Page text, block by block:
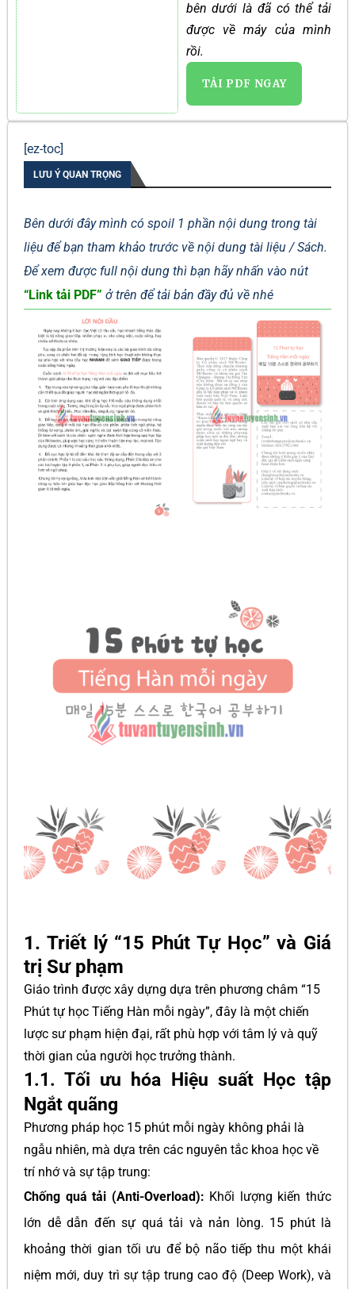
bên dưới là đã có thể tải
được về máy của mình
rồi.
TẢI PDF NGAY
[ez-toc]
LƯU Ý QUAN TRỌNG
Bên dưới đây mình có spoil 1 phần nội dung trong tài
liệu để bạn tham khảo trước về nội dung tài liệu / Sách.
Để xem được full nội dung thì bạn hãy nhấn vào nút
“Link tải PDF” ở trên để tải bản đầy đủ về nhé
1. Triết lý “15 Phút Tự Học” và Giá
trị Sư phạm
Giáo trình được xây dựng dựa trên phương châm “15
Phút tự học Tiếng Hàn mỗi ngày”, đây là một chiến
lược sư phạm hiện đại, rất phù hợp với tâm lý và quỹ
thời gian của người học trưởng thành.
1.1. Tối ưu hóa Hiệu suất Học tập
Ngắt quãng
Phương pháp học 15 phút mỗi ngày không phải là
ngẫu nhiên, mà dựa trên các nguyên tắc khoa học về
trí nhớ và sự tập trung:
Chống quá tải (Anti-Overload): Khối lượng kiến thức
lớn dễ dẫn đến sự quá tải và nản lòng. 15 phút là
khoảng thời gian tối ưu để bộ não tiếp thu một khái
niệm mới, duy trì sự tập trung cao độ (Deep Work), và